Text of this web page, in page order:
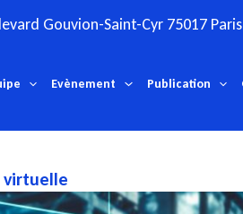
Gouvion-Saint-Cyr 75017 Paris
Evènement Publication
virtuelle